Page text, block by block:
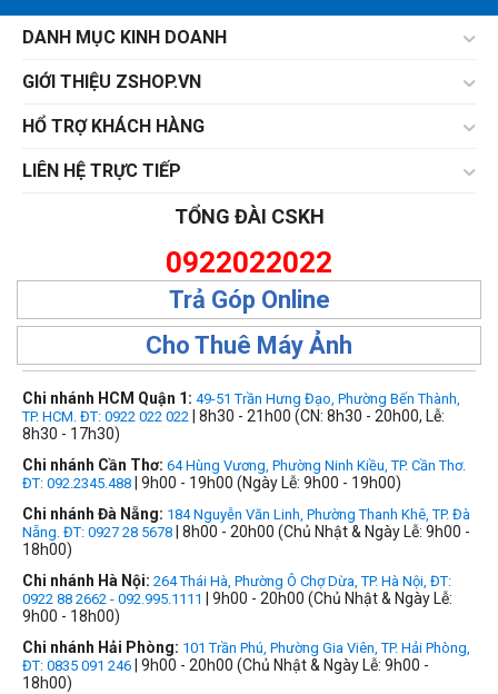
DANH MỤC KINH DOANH
GIỚI THIỆU ZSHOP.VN
HỔ TRỢ KHÁCH HÀNG
LIÊN HỆ TRỰC TIẾP
TỔNG ĐÀI CSKH
0922022022
Trả Góp Online
Cho Thuê Máy Ảnh
Chi nhánh HCM Quận 1: 49-51 Trần Hưng Đạo, Phường Bến Thành,
TP. HCM. ĐT: 0922 022 022 | 8h30 - 21h00 (CN: 8h30 - 20h00, Lễ:
8h30 - 17h30)
Chi nhánh Cần Thơ: 64 Hùng Vương, Phường Ninh Kiều, TP. Cần Thơ.
ĐT: 092.2345.488 | 9h00 - 19h00 (Ngày Lễ: 9h00 - 19h00)
Chi nhánh Đà Nẵng: 184 Nguyễn Văn Linh, Phường Thanh Khê, TP. Đà
Nẵng. ĐT: 0927 28 5678 | 8h00 - 20h00 (Chủ Nhật & Ngày Lễ: 9h00 -
18h00)
Chi nhánh Hà Nội: 264 Thái Hà, Phường Ô Chợ Dừa, TP. Hà Nội, ĐT:
0922 88 2662 - 092.995.1111
| 9h00 - 20h00 (Chủ Nhật & Ngày Lễ:
9h00 - 18h00)
Chi nhánh Hải Phòng: 101 Trần Phú, Phường Gia Viên, TP. Hải Phòng,
ĐT: 0835 091 246 | 9h00 - 20h00 (Chủ Nhật & Ngày Lễ: 9h00 -
18h00)